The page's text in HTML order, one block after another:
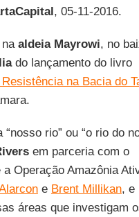
, 05-11-2016.
aldeia Mayrowi, no
do lançamento do livro
na Bacia do
“nosso rio” ou “o rio do
em parceria com o
Operação Amazônia
e Brent Millikan, e
áreas que investigam